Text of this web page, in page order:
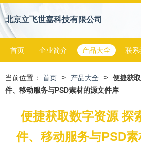
北京立飞世嘉科技有限公司
首页 企业简介 产品大全 联系
当前位置： 首页 > 产品大全 > 便捷获
件、移动服务与PSD素材的源文件库
便捷获取数字资源 探
件、移动服务与PSD